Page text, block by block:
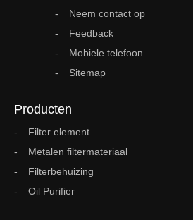
Neem contact op
Feedback
Mobiele telefoon
Sitemap
Producten
Filter element
Metalen filtermateriaal
Filterbehuizing
Oil Purifier